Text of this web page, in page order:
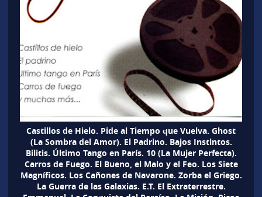
Castillos de Hielo. Pide al Tiempo que Vuelva. Ghost
(La Sombra del Amor). El Padrino. Bajos Instintos.
Bilitis. Último Tango en París. 10 (La Mujer Perfecta).
Carros de Fuego. El Bueno, el Malo y el Feo. Los Siete
Magníficos. Los Cañones de Navarone. Zorba el Griego.
La Guerra de las Galaxias. E.T. El Extraterrestre.